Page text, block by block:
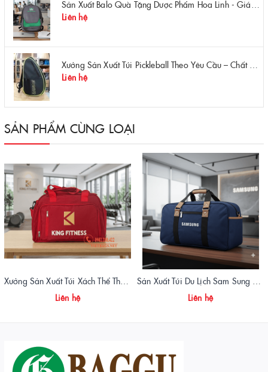
Liên hệ
Liên hệ
SẢN PHẨM CÙNG LOẠI
Liên hệ
Liên hệ